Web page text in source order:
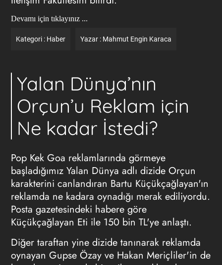
Devamı için tıklayınız ...
Kategori : Haber Yazar : Mahmut Engin Karaca
Yalan Dünya’nın
Orçun’u Reklam için
Ne kadar İstedi?
Pop Kek Goa reklamlarında görmeye
başladığımız Yalan Dünya adlı dizide Orçun
karakterini canlandıran Bartu Küçükçağlayan'ın
reklamda ne kadara oynadığı merak ediliyordu.
Posta gazetesindeki habere göre
Küçükçağlayan Eti ile 150 bin TL'ye anlaştı.
Diğer taraftan yine dizide tanınarak reklamda
oynayan Gupse Özay ve Hakan Meriçliler'in de